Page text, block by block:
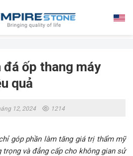
đá ốp thang máy
quả
12, 2024 1214
góp phần làm tăng giá trị thẩm mỹ
và đẳng cấp cho không gian sử